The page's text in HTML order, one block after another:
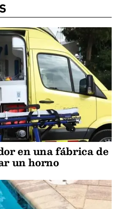
en una fábrica de
un horno